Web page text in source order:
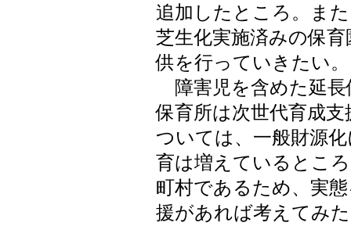
追加したところ。ま
芝生化実施済みの保
供を行っていきたい。
障害児を含めた延長
保育所は次世代育成
ついては、一般財源
育は増えているとこ
町村であるため、実
援があれば考えてみ